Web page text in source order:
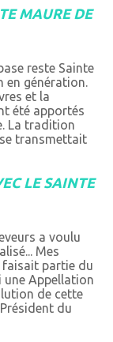
MAURE DE
reste Sainte
en génération.
et la
été apportés
La tradition
transmettait
LE SAINTE
a voulu
Mes
faisait partie du
une Appellation
de cette
du